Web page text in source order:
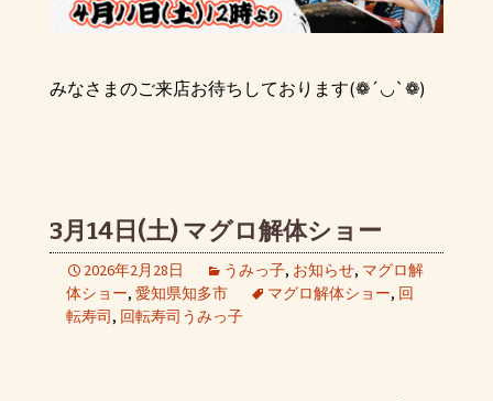
みなさまのご来店お待ちしております(❁´◡`❁)
3月14日(土) マグロ解体ショー
2026年2月28日 うみっ子, お知らせ, マグロ解
体ショー, 愛知県知多市 マグロ解体ショー, 回
転寿司 , 回転寿司うみっ子